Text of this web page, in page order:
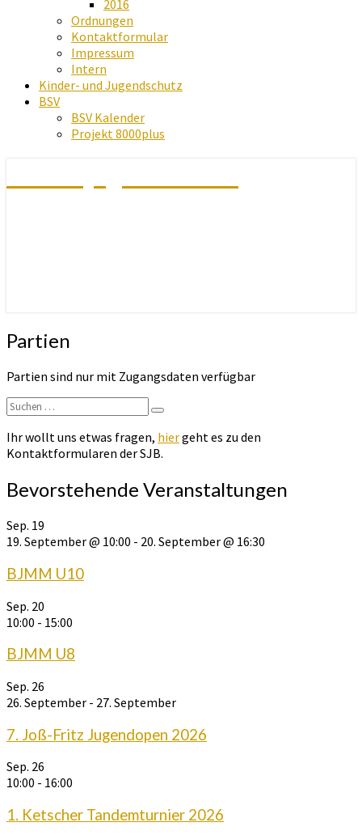
2016
Ordnungen
Kontaktformular
Impressum
Intern
Kinder- und Jugendschutz
BSV
BSV Kalender
Projekt 8000plus
Partien
Partien
Partien sind nur mit Zugangsdaten verfügbar
Suchen
nach:
Suchen
Ihr wollt uns etwas fragen, hiergeht es zu den
Kontaktformularen der SJB.
Bevorstehende Veranstaltungen
Sep. 19
19. September @ 10:00 - 20. September @ 16:30
BJMM U10
Sep. 20
10:00 - 15:00
BJMM U8
Sep. 26
26. September - 27. September
7. Joß-Fritz Jugendopen 2026
Sep. 26
10:00 - 16:00
1. Ketscher Tandemturnier 2026